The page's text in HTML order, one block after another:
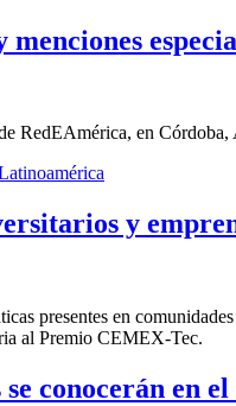
RedEAmérica, en
y
presentes en
al Premio CEMEX-Tec.
conocerán en el